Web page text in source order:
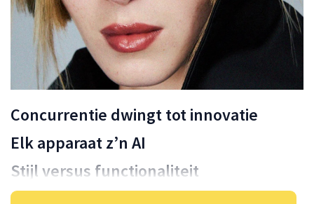
Concurrentie dwingt tot innovatie
Elk apparaat z’n AI
Stijl versus functionaliteit